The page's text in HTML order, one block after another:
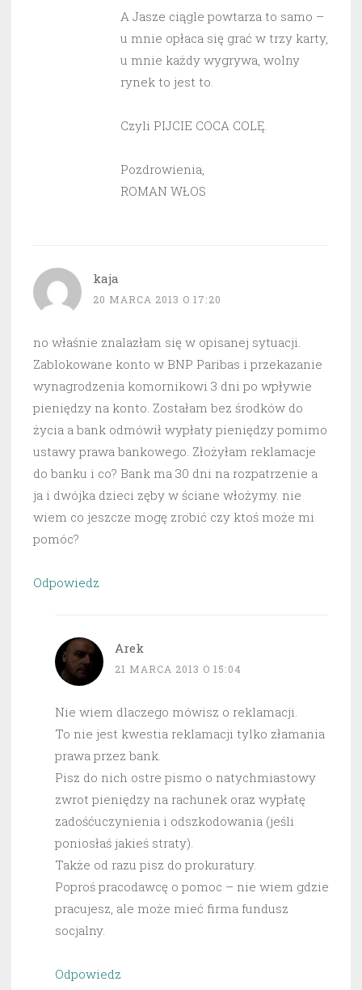
A Jasze ciągle powtarza to samo –
u mnie opłaca się grać w trzy karty,
u mnie każdy wygrywa, wolny
rynek to jest to.
Czyli PIJCIE COCA COLĘ.
Pozdrowienia,
ROMAN WŁOS
kaja
20 MARCA 2013 O 17:20
no właśnie znalazłam się w opisanej sytuacji.
Zablokowane konto w BNP Paribas i przekazanie
wynagrodzenia komornikowi 3 dni po wpływie
pieniędzy na konto. Zostałam bez środków do
życia a bank odmówił wypłaty pieniędzy pomimo
ustawy prawa bankowego. Złożyłam reklamacje
do banku i co? Bank ma 30 dni na rozpatrzenie a
ja i dwójka dzieci zęby w ściane włożymy. nie
wiem co jeszcze mogę zrobić czy ktoś może mi
pomóc?
Odpowiedz
Arek
21 MARCA 2013 O 15:04
Nie wiem dlaczego mówisz o reklamacji.
To nie jest kwestia reklamacji tylko złamania
prawa przez bank.
Pisz do nich ostre pismo o natychmiastowy
zwrot pieniędzy na rachunek oraz wypłatę
zadośćuczynienia i odszkodowania (jeśli
poniosłaś jakieś straty).
Także od razu pisz do prokuratury.
Poproś pracodawcę o pomoc – nie wiem gdzie
pracujesz, ale może mieć firma fundusz
socjalny.
Odpowiedz